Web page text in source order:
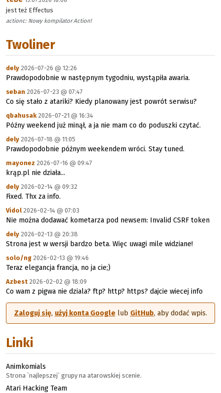
jest też Effectus
actionc: Nowy kompilator Action!
Twoliner
dely 2026-07-26 @ 12:26
Prawdopodobnie w następnym tygodniu, wystąpiła awaria.
seban 2026-07-23 @ 07:47
Co się stało z atariki? Kiedy planowany jest powrót serwisu?
qbahusak2026-07-21 @ 16:34
Późny weekend już minął, a ja nie mam co do poduszki czytać.
dely 2026-07-18 @ 11:05
Prawdopodobnie późnym weekendem wróci. Stay tuned.
mayonez 2026-07-16 @ 09:47
krąp.pl nie działa...
dely 2026-02-14 @ 09:32
Fixed. Thx za info.
Vidol 2026-02-14 @ 07:03
Nie można dodawać kometarza pod newsem: Invalid CSRF token
dely 2026-02-13 @ 20:38
Strona jest w wersji bardzo beta. Więc uwagi mile widziane!
solo/ng 2026-02-13 @ 19:46
Teraz elegancja francja, no ja cie;)
Azbest 2026-02-02 @ 18:09
Co wam z pigwa nie dziala? ftp? http? https? dajcie wiecej info
Zaloguj się, użyj konta Googlelub GitHub, aby dodać wpis.
Linki
Animkomials
Strona `najlepszej` grupy na atarowskiej scenie.
Atari Hacking Team